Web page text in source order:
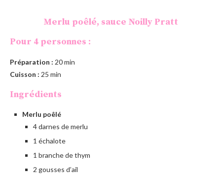
Merlu poêlé, sauce Noilly Pratt
Pour 4 personnes :
Préparation : 20 min
Cuisson : 25 min
Ingrédients
Merlu poêlé
4 darnes de merlu
1 échalote
1 branche de thym
2 gousses d’ail